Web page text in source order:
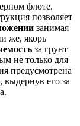
флоте.
позволяет
занимая
же, якорь
за грунт
не только для
предусмотрена
, выдернув его за